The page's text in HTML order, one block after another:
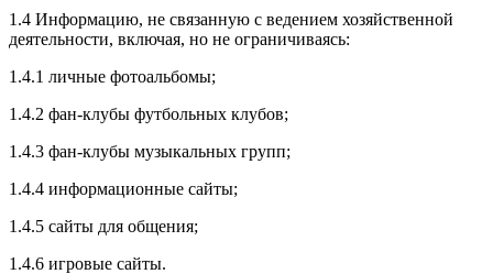
1.4 Информацию, не связанную с ведением хозяйственной
деятельности, включая, но не ограничиваясь:
1.4.1 личные фотоальбомы;
1.4.2 фан-клубы футбольных клубов;
1.4.3 фан-клубы музыкальных групп;
1.4.4 информационные сайты;
1.4.5 сайты для общения;
1.4.6 игровые сайты.